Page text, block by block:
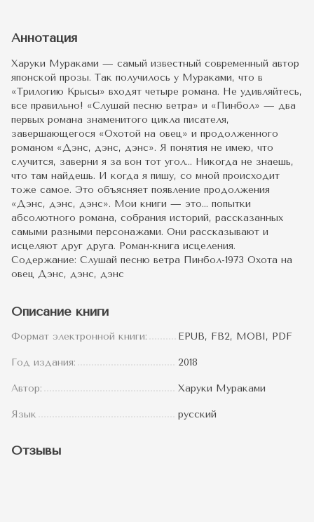
Аннотация
Харуки Мураками — самый известный современный автор
японской прозы. Так получилось у Мураками, что в
«Трилогию Крысы» входят четыре романа. Не удивляйтесь,
все правильно! «Слушай песню ветра» и «Пинбол» — два
первых романа знаменитого цикла писателя,
завершающегося «Охотой на овец» и продолженного
романом «Дэнс, дэнс, дэнс». Я понятия не имею, что
случится, заверни я за вон тот угол… Никогда не знаешь,
что там найдешь. И когда я пишу, со мной происходит
тоже самое. Это объясняет появление продолжения
«Дэнс, дэнс, дэнс». Мои книги — это… попытки
абсолютного романа, собрания историй, рассказанных
самыми разными персонажами. Они рассказывают и
исцеляют друг друга. Роман-книга исцеления.
Содержание: Слушай песню ветра Пинбол-1973 Охота на
овец Дэнс, дэнс, дэнс
Описание книги
Формат электронной книги: EPUB, FB2, MOBI, PDF
Год издания: 2018
Автор: Харуки Мураками
Язык русский
Отзывы